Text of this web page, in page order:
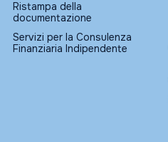
Ristampa della
documentazione
Servizi per la Consulenza
Finanziaria Indipendente